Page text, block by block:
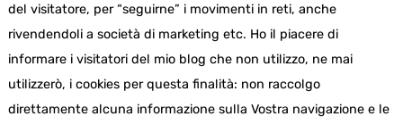
del visitatore, per “seguirne” i movimenti in reti, anche
rivendendoli a società di marketing etc. Ho il piacere di
informare i visitatori del mio blog che non utilizzo, ne mai
utilizzerò, i cookies per questa finalità: non raccolgo
direttamente alcuna informazione sulla Vostra navigazione e le